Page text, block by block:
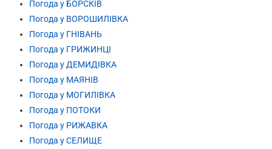
Погода у БОРСКІВ
Погода у ВОРОШИЛІВКА
Погода у ГНІВАНЬ
Погода у ГРИЖИНЦІ
Погода у ДЕМИДІВКА
Погода у МАЯНІВ
Погода у МОГИЛІВКА
Погода у ПОТОКИ
Погода у РИЖАВКА
Погода у СЕЛИЩЕ